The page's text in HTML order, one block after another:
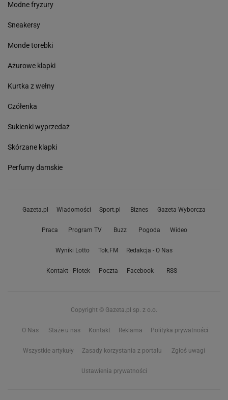
Modne fryzury
Sneakersy
Monde torebki
Ażurowe klapki
Kurtka z wełny
Czółenka
Sukienki wyprzedaż
Skórzane klapki
Perfumy damskie
Gazeta.pl Wiadomości Sport.pl Biznes Gazeta Wyborcza
Praca Program TV Buzz Pogoda Wideo
Wyniki Lotto Tok.FM Redakcja - O Nas
Kontakt - Plotek Poczta Facebook RSS
Copyright © Gazeta.pl sp. z o.o.
O Nas Staże u nas Kontakt Reklama Polityka prywatności
Wszystkie artykuły Zasady korzystania z portalu Zgłoś uwagi
Ustawienia prywatności